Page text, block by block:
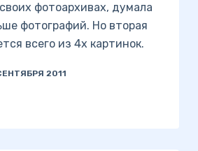
фотоархивах, думала
фотографий. Но вторая
всего из 4х картинок.
2011